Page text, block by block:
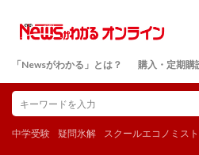
「Newsがわかる」とは？ 購入・定期購
中学受験 疑問氷解 スクールエコノミス
検索